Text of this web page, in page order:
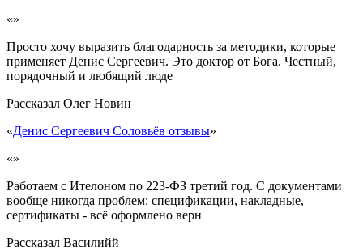
«»
Просто хочу выразить благодарность за методики, которые
применяет Денис Сергеевич. Это доктор от Бога. Честный,
порядочный и любящий люде
Рассказал Олег Новин
«Денис Сергеевич Соловьёв отзывы»
«»
Работаем с Ителоном по 223-ФЗ третий год. С документами
вообще никогда проблем: спецификации, накладные,
сертификаты - всё оформлено верн
Рассказал Василийй